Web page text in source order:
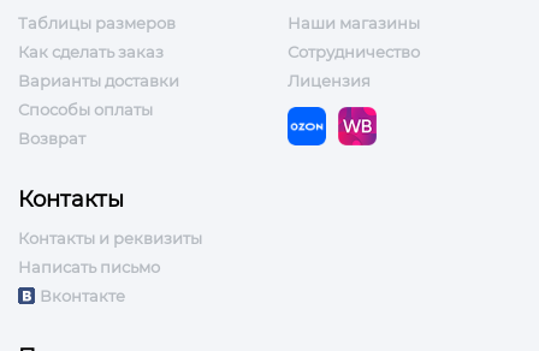
Таблицы размеров
Как сделать заказ
Варианты доставки
Способы оплаты
Возврат
Наши магазины
Сотрудничество
Лицензия
Контакты
Контакты и реквизиты
Написать письмо
Вконтакте